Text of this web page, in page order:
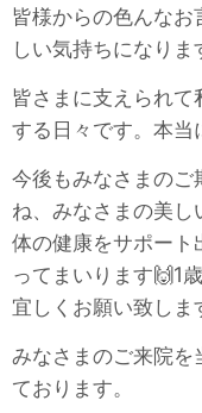
皆様からの色んな
しい気持ちになりま
皆さまに支えられ
する日々です。本当
今後もみなさまの
ね、みなさまの美
体の健康をサポート
ってまいります🙌1
宜しくお願い致しま
みなさまのご来院を
ております。